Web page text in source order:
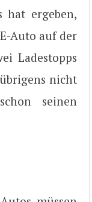
hat ergeben,
Auto auf der
Ladestopps
nicht
seinen